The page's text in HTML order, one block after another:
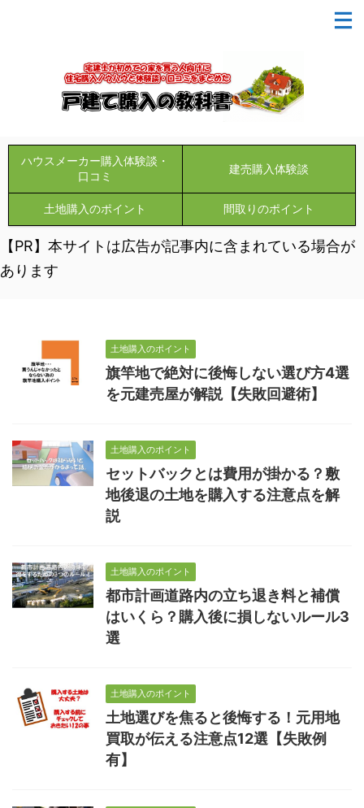
ハウスメーカー購入体験談・
口コミ
建売購入体験談
土地購入のポイント 間取りのポイント
【PR】本サイトは広告が記事内に含まれている場合が
あります
土地購入のポイント
旗竿地で絶対に後悔しない選び方4選
を元建売屋が解説【失敗回避術】
土地購入のポイント
セットバックとは費用が掛かる？敷
地後退の土地を購入する注意点を解
説
土地購入のポイント
都市計画道路内の立ち退き料と補償
はいくら？購入後に損しないルール3
選
土地購入のポイント
土地選びを焦ると後悔する！元用地
買取が伝える注意点12選【失敗例
有】